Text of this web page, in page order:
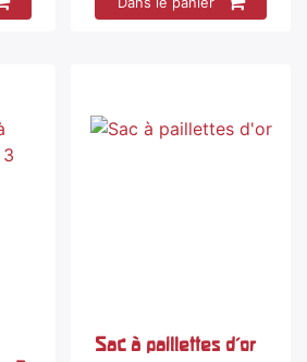
Sac à paillettes d'or